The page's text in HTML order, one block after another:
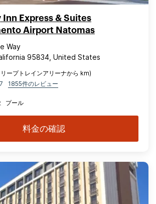
Inn Express & Suites
Airport Natomas
Way
95834, United States
ープトレインアリーナから km)
1855件のレビュー
プール
料金の確認